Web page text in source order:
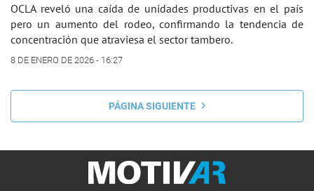
OCLA reveló una caída de unidades productivas en el país
pero un aumento del rodeo, confirmando la tendencia de
concentración que atraviesa el sector tambero.
8 DE ENERO DE 2026 - 16:27
PÁGINA SIGUIENTE